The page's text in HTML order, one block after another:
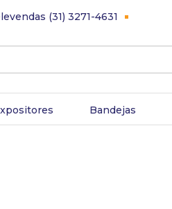
(31) 3271-4631
Bandejas